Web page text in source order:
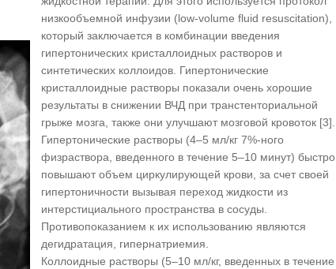
низкообъемной инфузии (low-volume fluid resuscitation),
который заключается в комбинации введения
гипертонических кристаллоидных растворов и
синтетических коллоидов. Гипертонические
кристаллоидные растворы показали очень хорошие
результаты в снижении ВЧД при транстенториальной
грыже мозга, также они улучшают мозговой кровоток [3].
Гипертонические растворы (4–5 мл/кг 7%-ного
физраствора, введенного в течение 5–10 минут) быстро
повышают объем циркулирующей крови, за счет своей
гипертоничности вызывая переход жидкости из
интерстициального пространства в сосуды.
Противопоказанием к их использованию являются
дегидратация, гипернатриемия.
Коллоидные растворы (5–10 мл/кг, введенных в течение